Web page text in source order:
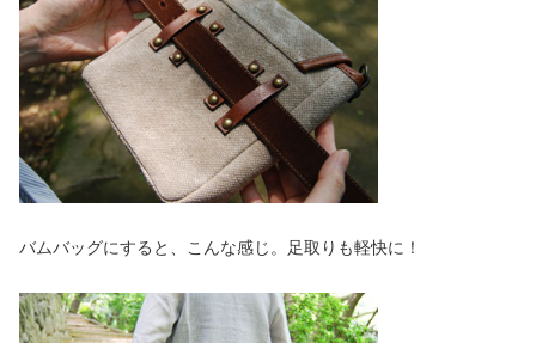
バムバッグにすると、こんな感じ。足取りも軽快に！